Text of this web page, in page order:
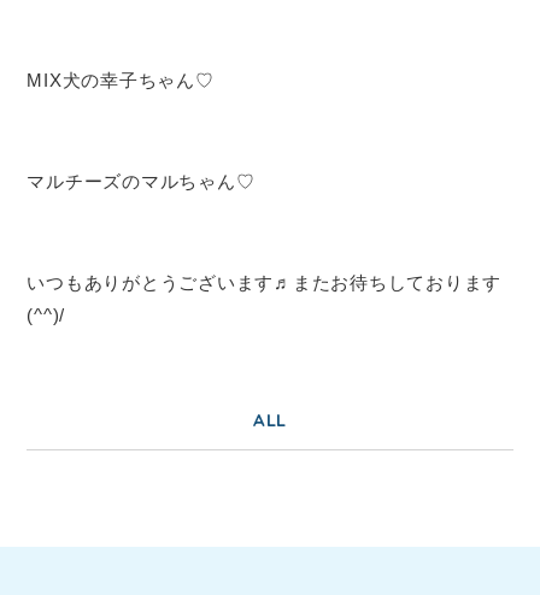
MIX犬の幸子ちゃん♡
マルチーズのマルちゃん♡
いつもありがとうございます♬またお待ちしております
(^^)/
ALL